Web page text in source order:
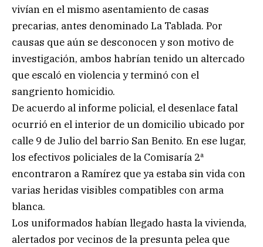
vivían en el mismo asentamiento de casas
precarias, antes denominado La Tablada. Por
causas que aún se desconocen y son motivo de
investigación, ambos habrían tenido un altercado
que escaló en violencia y terminó con el
sangriento homicidio.
De acuerdo al informe policial, el desenlace fatal
ocurrió en el interior de un domicilio ubicado por
calle 9 de Julio del barrio San Benito. En ese lugar,
los efectivos policiales de la Comisaría 2ª
encontraron a Ramírez que ya estaba sin vida con
varias heridas visibles compatibles con arma
blanca.
Los uniformados habían llegado hasta la vivienda,
alertados por vecinos de la presunta pelea que